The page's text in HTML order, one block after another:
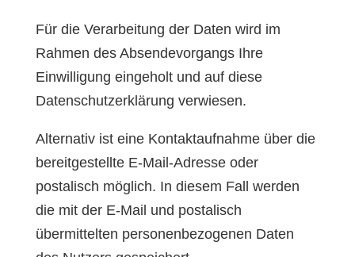
Für die Verarbeitung der Daten wird im
Rahmen des Absendevorgangs Ihre
Einwilligung eingeholt und auf diese
Datenschutzerklärung verwiesen.
Alternativ ist eine Kontaktaufnahme über die
bereitgestellte E-Mail-Adresse oder
postalisch möglich. In diesem Fall werden
die mit der E-Mail und postalisch
übermittelten personenbezogenen Daten